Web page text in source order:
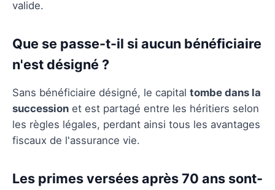
valide.
Que se passe-t-il si aucun bénéficiaire
n'est désigné ?
Sans bénéficiaire désigné, le capital tombe dans la
succession et est partagé entre les héritiers selon
les règles légales, perdant ainsi tous les avantages
fiscaux de l'assurance vie.
Les primes versées après 70 ans sont-